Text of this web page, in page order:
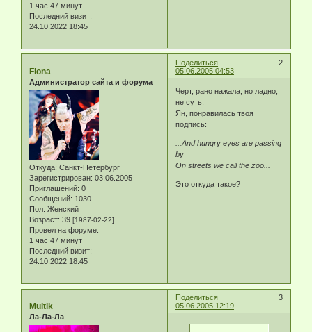
1 час 47 минут
Последний визит:
24.10.2022 18:45
Поделиться
2
05.06.2005 04:53
Fiona
Администратор сайта и форума
Откуда: Санкт-Петербург
Зарегистрирован: 03.06.2005
Приглашений: 0
Сообщений: 1030
Пол: Женский
Возраст: 39 [1987-02-22]
Провел на форуме:
1 час 47 минут
Последний визит:
24.10.2022 18:45
Черт, рано нажала, но ладно,
не суть.
Ян, понравилась твоя
подпись:
...And hungry eyes are passing
by
On streets we call the zoo...
Это откуда такое?
Поделиться
3
05.06.2005 12:19
Multik
Ла-Ла-Ла